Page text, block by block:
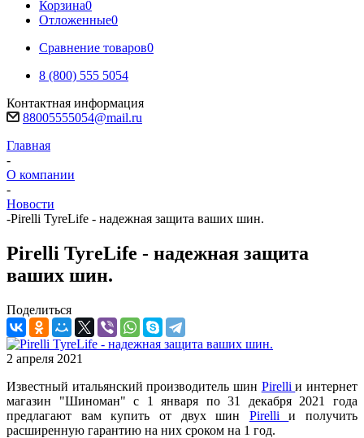
Корзина0
Отложенные0
Сравнение товаров0
8 (800) 555 5054
Контактная информация
88005555054@mail.ru
Главная
-
О компании
-
Новости
-Pirelli TyreLife - надежная защита ваших шин.
Pirelli TyreLife - надежная защита
ваших шин.
Поделиться
2 апреля 2021
Известный итальянский производитель шин Pirelliи интернет
магазин "Шиноман" с 1 января по 31 декабря 2021 года
предлагают вам купить от двух шин Pirelliи получить
расширенную гарантию на них сроком на 1 год.